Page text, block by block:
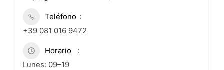
Teléfono
+39 081 016 9472
Horario
Lunes: 09–19